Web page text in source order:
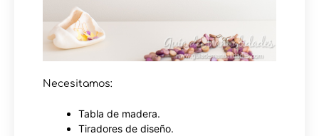
Necesitamos:
Tabla de madera.
Tiradores de diseño.